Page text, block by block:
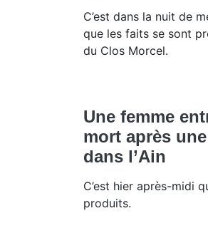
C’est dans la nuit de
que les faits se sont
du Clos Morcel.
Une femme
mort après
dans l’Ain
C’est hier après-midi
produits.